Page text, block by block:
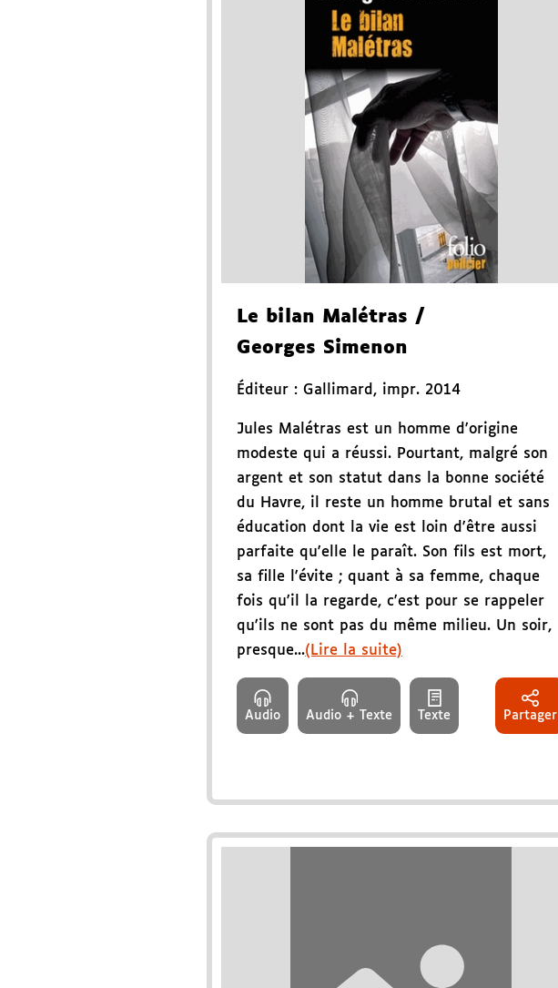
Le bilan Malétras /
Georges Simenon
Éditeur : Gallimard , impr. 2014
Jules Malétras est un homme d'origine
modeste qui a réussi. Pourtant, malgré son
argent et son statut dans la bonne société
du Havre, il reste un homme brutal et sans
éducation dont la vie est loin d'être aussi
parfaite qu'elle le paraît. Son fils est mort,
sa fille l'évite ; quant à sa femme, chaque
fois qu'il la regarde, c'est pour se rappeler
qu'ils ne sont pas du même milieu. Un soir,
presque...(Lire la suite)
Audio Audio + Texte Texte Partager